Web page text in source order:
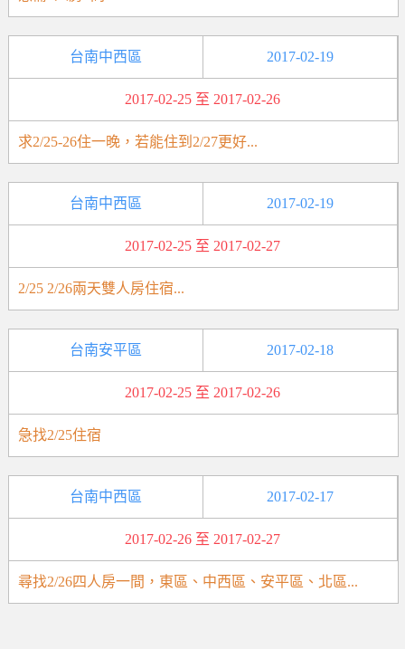
台南中西區 2017-02-19
2017-02-25 至 2017-02-26
求2/25-26住一晚，若能住到2/27更好...
台南中西區 2017-02-19
2017-02-25 至 2017-02-27
2/25 2/26兩天雙人房住宿...
台南安平區 2017-02-18
2017-02-25 至 2017-02-26
急找2/25住宿
台南中西區 2017-02-17
2017-02-26 至 2017-02-27
尋找2/26四人房一間，東區、中西區、安平區、北區...